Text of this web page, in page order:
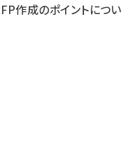
作成のポイントについ